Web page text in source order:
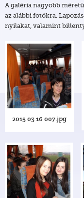
A galéria nagyobb
az alábbi fotókra.
nyilakat, valamint
2015 03 16 007.jpg